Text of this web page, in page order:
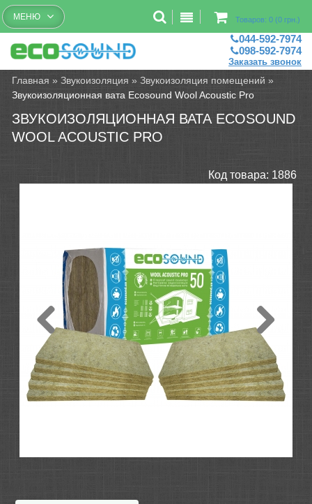
Бесплатный рассчет помещений
Товаров: 0 (0 грн.)
МЕНЮ
044-592-7974
098-592-7974
Заказать звонок
Главная »Звукоизоляция »Звукоизоляция помещений »
Звукоизоляционная вата Ecosound Wool Acoustic Pro
ЗВУКОИЗОЛЯЦИОННАЯ ВАТА ECOSOUND
WOOL ACOUSTIC PRO
Код товара: 1886